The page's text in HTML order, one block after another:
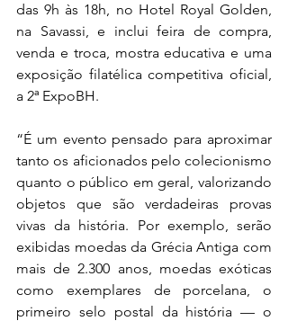
das 9h às 18h, no Hotel Royal Golden,
na Savassi, e inclui feira de compra,
venda e troca, mostra educativa e uma
exposição filatélica competitiva oficial,
a 2ª ExpoBH.
“É um evento pensado para aproximar
tanto os aficionados pelo colecionismo
quanto o público em geral, valorizando
objetos que são verdadeiras provas
vivas da história. Por exemplo, serão
exibidas moedas da Grécia Antiga com
mais de 2.300 anos, moedas exóticas
como exemplares de porcelana, o
primeiro selo postal da história — o